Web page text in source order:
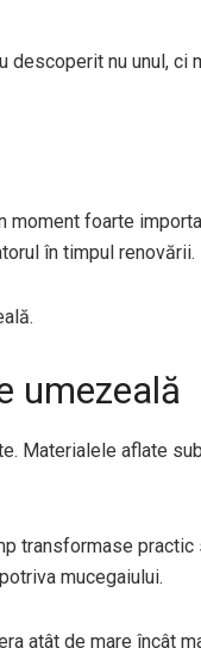
descoperit nu unul, ci
moment foarte
în timpul renovării.
umezeală
Materialele aflate
transformase practic
mucegaiului.
atât de mare încât